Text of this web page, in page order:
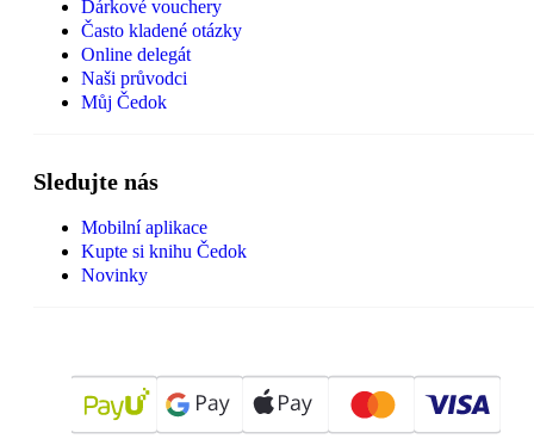
Dárkové vouchery
Často kladené otázky
Online delegát
Naši průvodci
Můj Čedok
Sledujte nás
Mobilní aplikace
Kupte si knihu Čedok
Novinky